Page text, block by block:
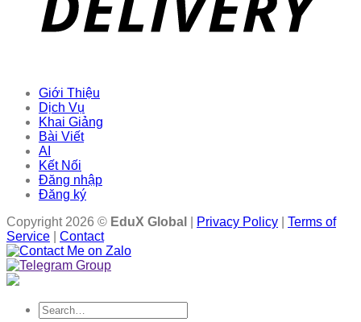
Giới Thiệu
Dịch Vụ
Khai Giảng
Bài Viết
AI
Kết Nối
Đăng nhập
Đăng ký
Copyright 2026 © EduX Global Privacy Policy
Terms of
Service
Contact
Search